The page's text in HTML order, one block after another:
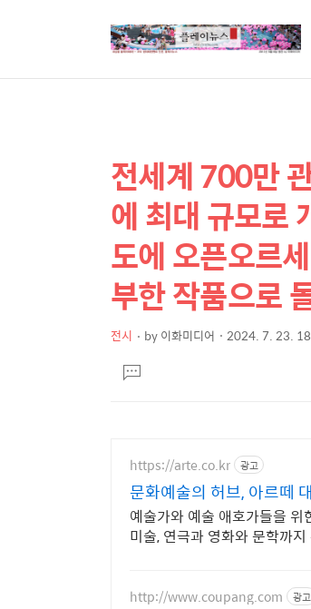
상
세
컨
텐
츠
본
문
제
전세계 700만
에 최대 규모로
도에 오픈오르
부한 작품으로
전시 by이화미디어 2024. 7. 23.
문댓
글
https://arte.co.kr 광고
문화예술의 허브, 아르떼
예술가와 예술 애호가들을
미술, 연극과 영화와 문학까
http://www.coupang.com 광고